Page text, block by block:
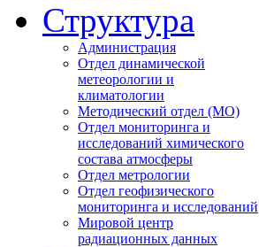
Структура
Администрация
Отдел динамической
метеорологии и
климатологии
Методический отдел (МО)
Отдел мониторинга и
исследований химического
состава атмосферы
Отдел метрологии
Отдел геофизического
мониторинга и исследований
Мировой центр
радиационных данных